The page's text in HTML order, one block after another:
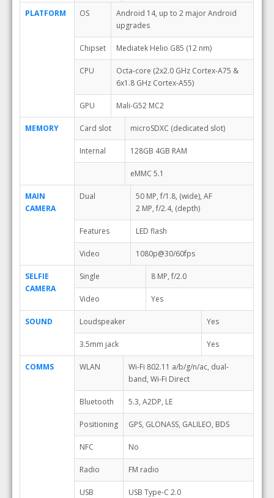
PLATFORM OS
Android 14, up to 2 major Android
upgrades
Chipset Mediatek Helio G85 (12 nm)
CPU
Octa-core (2x2.0 GHz Cortex-A75 &
6x1.8 GHz Cortex-A55)
GPU Mali-G52 MC2
MEMORY Card slot microSDXC (dedicated slot)
Internal 128GB 4GB RAM
eMMC 5.1
MAIN
CAMERA
Dual
50 MP, f/1.8, (wide), AF
2 MP, f/2.4, (depth)
Features LED flash
Video 1080p@30/60fps
SELFIE
CAMERA
Single 8 MP, f/2.0
Video Yes
SOUND Loudspeaker Yes
3.5mm jack Yes
COMMS WLAN
Wi-Fi 802.11 a/b/g/n/ac, dual-
band, Wi-Fi Direct
Bluetooth 5.3, A2DP, LE
Positioning GPS, GLONASS, GALILEO, BDS
NFC No
Radio FM radio
USB USB Type-C 2.0